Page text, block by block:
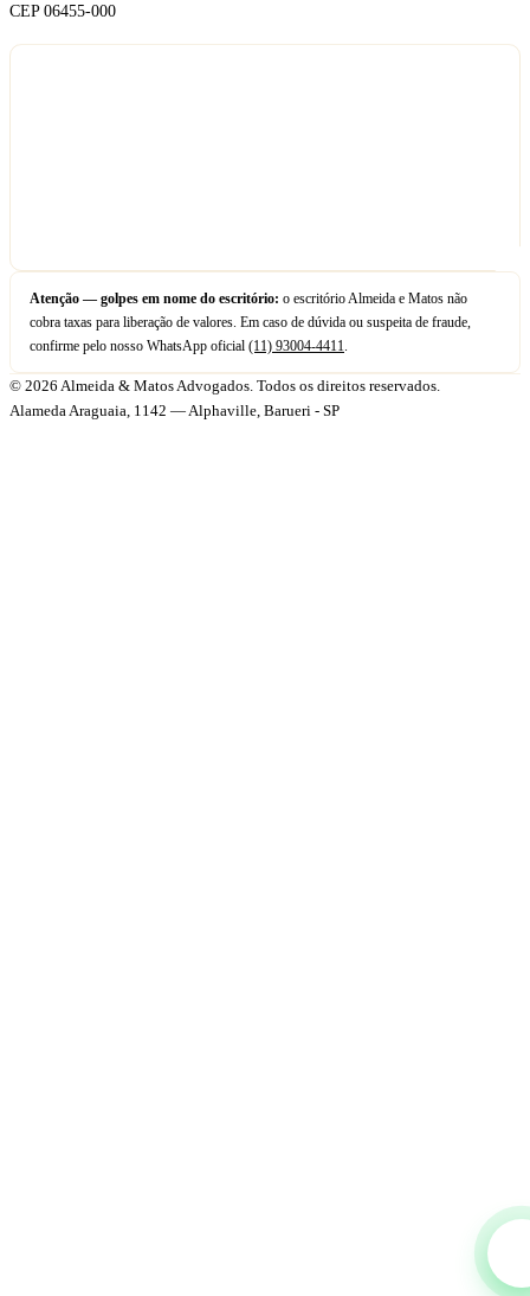
CEP 06455-000
Atenção — golpes em nome do escritório: o escritório Almeida e Matos não
cobra taxas para liberação de valores. Em caso de dúvida ou suspeita de fraude,
confirme pelo nosso WhatsApp oficial (11) 93004-4411.
© 2026 Almeida & Matos Advogados. Todos os direitos reservados.
Alameda Araguaia, 1142 — Alphaville, Barueri - SP